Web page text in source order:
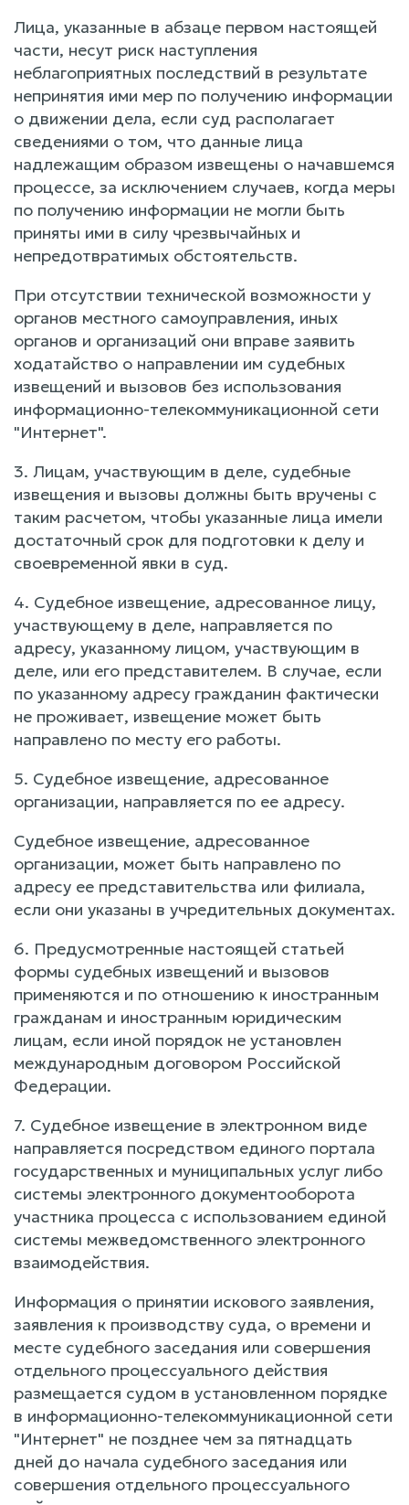
Лица, указанные в абзаце первом настоящей
части, несут риск наступления
неблагоприятных последствий в результате
непринятия ими мер по получению информации
о движении дела, если суд располагает
сведениями о том, что данные лица
надлежащим образом извещены о начавшемся
процессе, за исключением случаев, когда меры
по получению информации не могли быть
приняты ими в силу чрезвычайных и
непредотвратимых обстоятельств.
При отсутствии технической возможности у
органов местного самоуправления, иных
органов и организаций они вправе заявить
ходатайство о направлении им судебных
извещений и вызовов без использования
информационно-телекоммуникационной сети
"Интернет".
3. Лицам, участвующим в деле, судебные
извещения и вызовы должны быть вручены с
таким расчетом, чтобы указанные лица имели
достаточный срок для подготовки к делу и
своевременной явки в суд.
4. Судебное извещение, адресованное лицу,
участвующему в деле, направляется по
адресу, указанному лицом, участвующим в
деле, или его представителем. В случае, если
по указанному адресу гражданин фактически
не проживает, извещение может быть
направлено по месту его работы.
5. Судебное извещение, адресованное
организации, направляется по ее адресу.
Судебное извещение, адресованное
организации, может быть направлено по
адресу ее представительства или филиала,
если они указаны в учредительных документах.
6. Предусмотренные настоящей статьей
формы судебных извещений и вызовов
применяются и по отношению к иностранным
гражданам и иностранным юридическим
лицам, если иной порядок не установлен
международным договором Российской
Федерации.
7. Судебное извещение в электронном виде
направляется посредством единого портала
государственных и муниципальных услуг либо
системы электронного документооборота
участника процесса с использованием единой
системы межведомственного электронного
взаимодействия.
Информация о принятии искового заявления,
заявления к производству суда, о времени и
месте судебного заседания или совершения
отдельного процессуального действия
размещается судом в установленном порядке
в информационно-телекоммуникационной сети
"Интернет" не позднее чем за пятнадцать
дней до начала судебного заседания или
совершения отдельного процессуального